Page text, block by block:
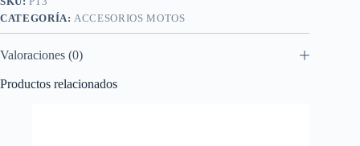
Anj
cantidad
CATEGORÍA:ACCESORIOS MOTOS
Valoraciones (0)
Productos relacionados